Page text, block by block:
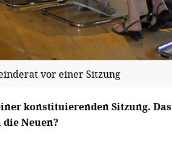
vor einer Sitzung
konstituierenden Sitzung.
Neuen?